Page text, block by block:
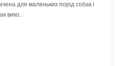
для маленьких порід собак і
вико..